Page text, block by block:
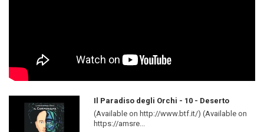
Il Paradiso degli Orchi - 10 - Deserto
(Available on http://www.btf.it/) (Available on
https://amsre...